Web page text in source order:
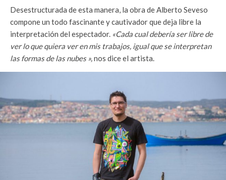
Desestructurada de esta manera, la obra de Alberto Seveso
compone un todo fascinante y cautivador que deja libre la
interpretación del espectador. «Cada cual debería ser libre de
ver lo que quiera ver en mis trabajos, igual que se interpretan
las formas de las nubes »,nos dice el artista.